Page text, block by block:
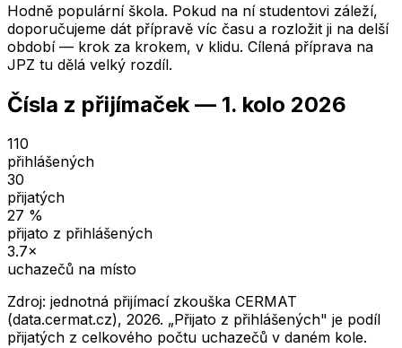
Hodně populární škola. Pokud na ní studentovi záleží,
doporučujeme dát přípravě víc času a rozložit ji na delší
období — krok za krokem, v klidu. Cílená příprava na
JPZ tu dělá velký rozdíl.
Čísla z přijímaček — 1. kolo 2026
110
přihlášených
30
přijatých
27 %
přijato z přihlášených
3.7×
uchazečů na místo
Zdroj: jednotná přijímací zkouška CERMAT
(data.cermat.cz), 2026. „Přijato z přihlášených" je podíl
přijatých z celkového počtu uchazečů v daném kole.